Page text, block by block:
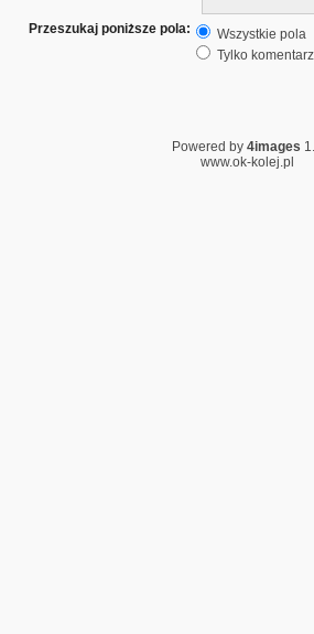
Przeszukaj poniższe pola: Wszystkie pola
Tylko komentarz
Powered by 4images
www.ok-kolej.pl